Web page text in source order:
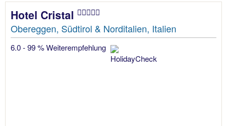
Hotel Cristal
Obereggen, Südtirol & Norditalien, Italien
6.0 - 99 % Weiterempfehlung